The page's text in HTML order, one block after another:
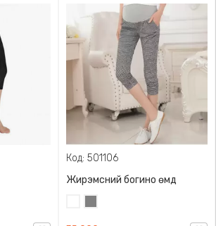
Код: 501106
Жирэмсний богино өмд